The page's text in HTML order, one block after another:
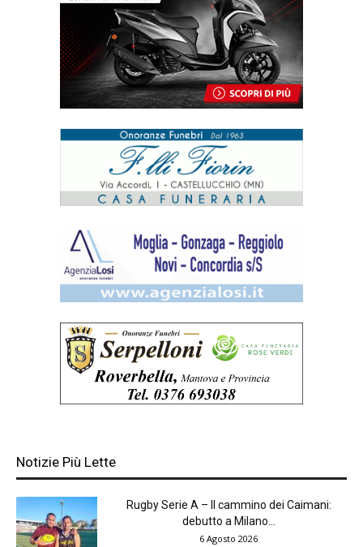
Notizie Più Lette
Rugby Serie A – Il cammino dei Caimani:
debutto a Milano...
6 Agosto 2026